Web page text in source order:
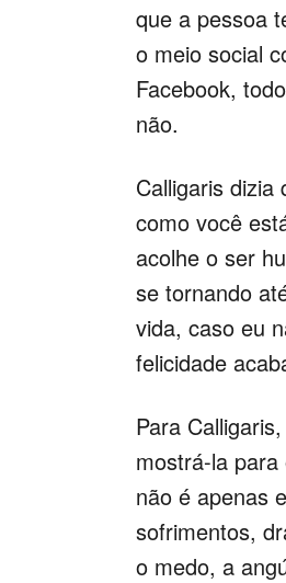
que a pessoa
o meio social
Facebook,
não.
Calligaris dizia
como você
acolhe o ser
se tornando
vida, caso eu
felicidade
Para
mostrá-la
não é apenas
sofrimentos,
o medo, a